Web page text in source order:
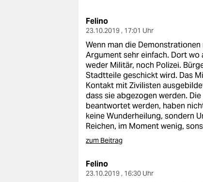
nord
wahrheit
verlag
verlag
veranstaltungen
shop
fragen & hilfe
unterstützen
Felino
23.10.2019 , 17:01 Uhr
Wenn man die
Argument sehr einfach. Dort
weder Militär, noch Polizei.
Stadtteile geschickt wird. Das
Kontakt mit Zivilisten
dass sie abgezogen werden.
beantwortet werden, haben
keine Wunderheilung, sondern
Reichen, im Moment wenig,
zum Beitrag
Felino
23.10.2019 , 16:30 Uhr